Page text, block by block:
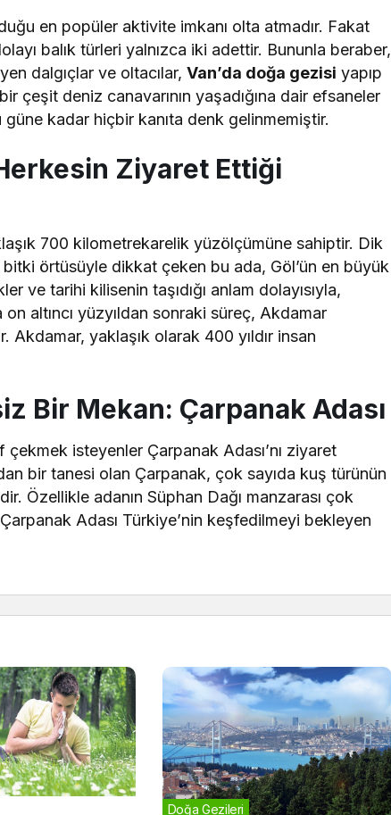
en popüler aktivite imkanı olta atmadır. Fakat
balık türleri yalnızca iki adettir. Bununla beraber,
dalgıçlar ve oltacılar,Van’da doğa gezisi yapıp
çeşit deniz canavarının yaşadığına dair efsaneler
kadar hiçbir kanıta denk gelinmemiştir.
Ziyaret Ettiği
700 kilometrekarelik yüzölçümüne sahiptir. Dik
örtüsüyle dikkat çeken bu ada, Göl’ün en büyük
ve tarihi kilisenin taşıdığı anlam dolayısıyla,
altıncı yüzyıldan sonraki süreç, Akdamar
Akdamar, yaklaşık olarak 400 yıldır insan
Bir Mekan: Çarpanak Adası
isteyenler Çarpanak Adası’nı ziyaret
bir tanesi olan Çarpanak, çok sayıda kuş türünün
Özellikle adanın Süphan Dağı manzarası çok
Adası Türkiye’nin keşfedilmeyi bekleyen
Doğa Gezileri